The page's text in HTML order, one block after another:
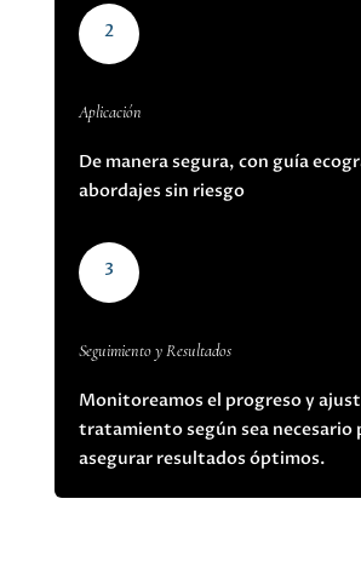
2
Aplicación
De manera segura, con guía
abordajes sin riesgo
3
Seguimiento y Resultados
Monitoreamos el progreso y
tratamiento según sea necesario
asegurar resultados óptimos.